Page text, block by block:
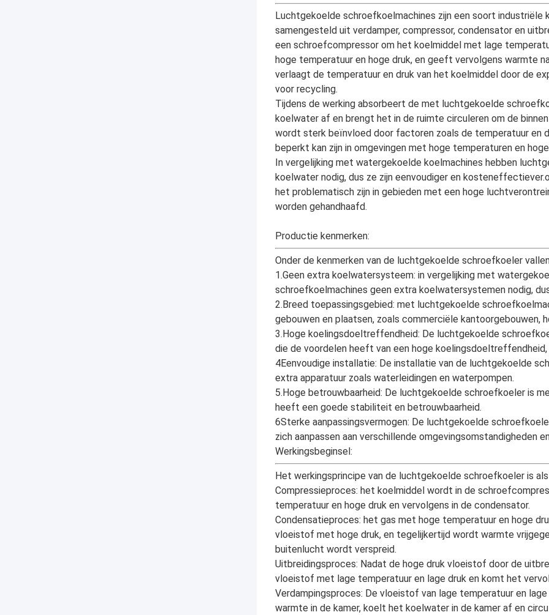
Luchtgekoelde schroefkoelmachines zijn een soort industriële
samengesteld uit verdamper, compressor, condensator en
een schroefcompressor om het koelmiddel met lage
hoge temperatuur en hoge druk, en geeft vervolgens warmte
verlaagt de temperatuur en druk van het koelmiddel door de
voor recycling.
Tijdens de werking absorbeert de met luchtgekoelde
koelwater af en brengt het in de ruimte circuleren om de
wordt sterk beïnvloed door factoren zoals de temperatuur
beperkt kan zijn in omgevingen met hoge temperaturen en
In vergelijking met watergekoelde koelmachines hebben
koelwater nodig, dus ze zijn eenvoudiger en
het problematisch zijn in gebieden met een hoge
worden gehandhaafd.
Productie kenmerken:
Onder de kenmerken van de luchtgekoelde schroefkoeler
1.Geen extra koelwatersysteem: in vergelijking met
schroefkoelmachines geen extra koelwatersystemen nodig,
2.Breed toepassingsgebied: met luchtgekoelde
gebouwen en plaatsen, zoals commerciële kantoorgebouwen,
3.Hoge koelingsdoeltreffendheid: De luchtgekoelde
die de voordelen heeft van een hoge
4Eenvoudige installatie: De installatie van de luchtgekoelde
extra apparatuur zoals waterleidingen en waterpompen.
5.Hoge betrouwbaarheid: De luchtgekoelde schroefkoeler is
heeft een goede stabiliteit en betrouwbaarheid.
6Sterke aanpassingsvermogen: De luchtgekoelde
zich aanpassen aan verschillende omgevingsomstandigheden
Werkingsbeginsel:
Het werkingsprincipe van de luchtgekoelde schroefkoeler is
Compressieproces: het koelmiddel wordt in de
temperatuur en hoge druk en vervolgens in de condensator.
Condensatieproces: het gas met hoge temperatuur en hoge
vloeistof met hoge druk, en tegelijkertijd wordt warmte
buitenlucht wordt verspreid.
Uitbreidingsproces: Nadat de hoge druk vloeistof door de
vloeistof met lage temperatuur en lage druk en komt het
Verdampingsproces: De vloeistof van lage temperatuur en
warmte in de kamer, koelt het koelwater in de kamer af en